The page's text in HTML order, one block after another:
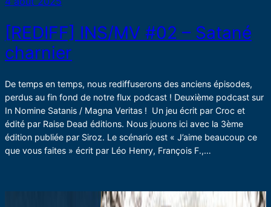
[REDIFF] INS/MV #02 – Satané
charnier
De temps en temps, nous rediffuserons des anciens épisodes,
perdus au fin fond de notre flux podcast ! Deuxième podcast sur
In Nomine Satanis / Magna Veritas ! Un jeu écrit par Croc et
édité par Raise Dead éditions. Nous jouons ici avec la 3ème
édition publiée par Siroz. Le scénario est « J’aime beaucoup ce
que vous faites » écrit par Léo Henry, François F.,…